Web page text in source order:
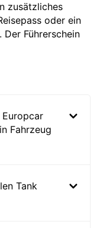
zusätzliches
oder ein
Führerschein
Fahrzeug
Tank